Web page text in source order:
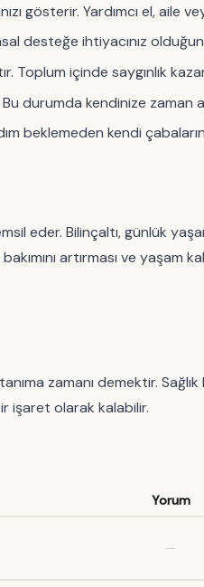
gösterir. Yardımcı el, aile
desteğe ihtiyacınız
Toplum içinde saygınlık
durumda kendinize zaman
beklemeden kendi
eder. Bilinçaltı, günlük
artırması ve
zamanı demektir.
işaret olarak kalabilir.
Yorum
—